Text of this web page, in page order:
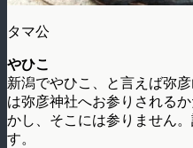
タマ公
やひこ
新潟でやひこ、と言えば弥
は弥彦神社へお参りされる
かし、そこには参りません
す。